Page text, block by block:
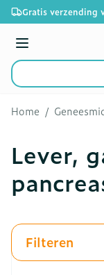
Ga naar de inhoud
Gratis verzending
Menu
Product, merk,
Home /
Lever,
Filteren